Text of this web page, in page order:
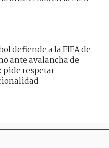
defiende a la FIFA de
ante avalancha de
pide respetar